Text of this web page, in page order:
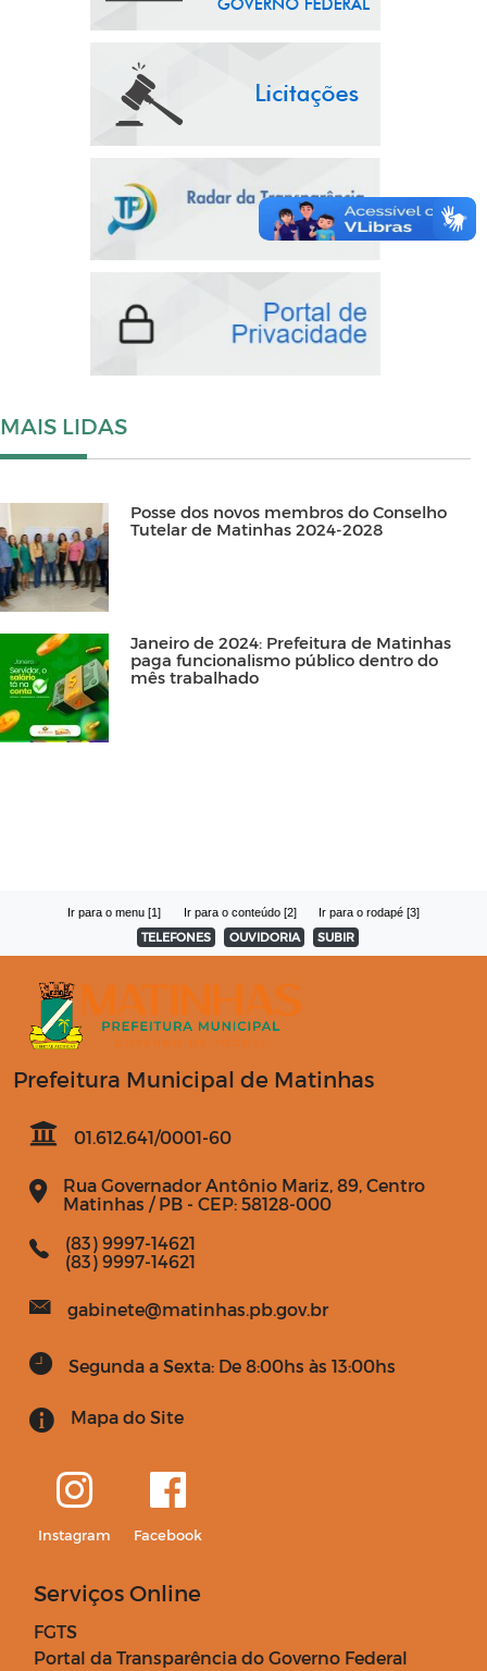
MAIS LIDAS
Posse dos novos membros do Conselho
Tutelar de Matinhas 2024-2028
Janeiro de 2024: Prefeitura de Matinhas
paga funcionalismo público dentro do
mês trabalhado
Ir para o menu [1] Ir para o conteúdo [2] Ir para o rodapé [3]
TELEFONES OUVIDORIA SUBIR
Prefeitura Municipal de Matinhas
01.612.641/0001-60
Rua Governador Antônio Mariz, 89, Centro
Matinhas / PB - CEP: 58128-000
(83) 9997-14621
(83) 9997-14621
gabinete@matinhas.pb.gov.br
Segunda a Sexta: De 8:00hs às 13:00hs
Mapa do Site
Instagram Facebook
Serviços Online
FGTS
Portal da Transparência do Governo Federal